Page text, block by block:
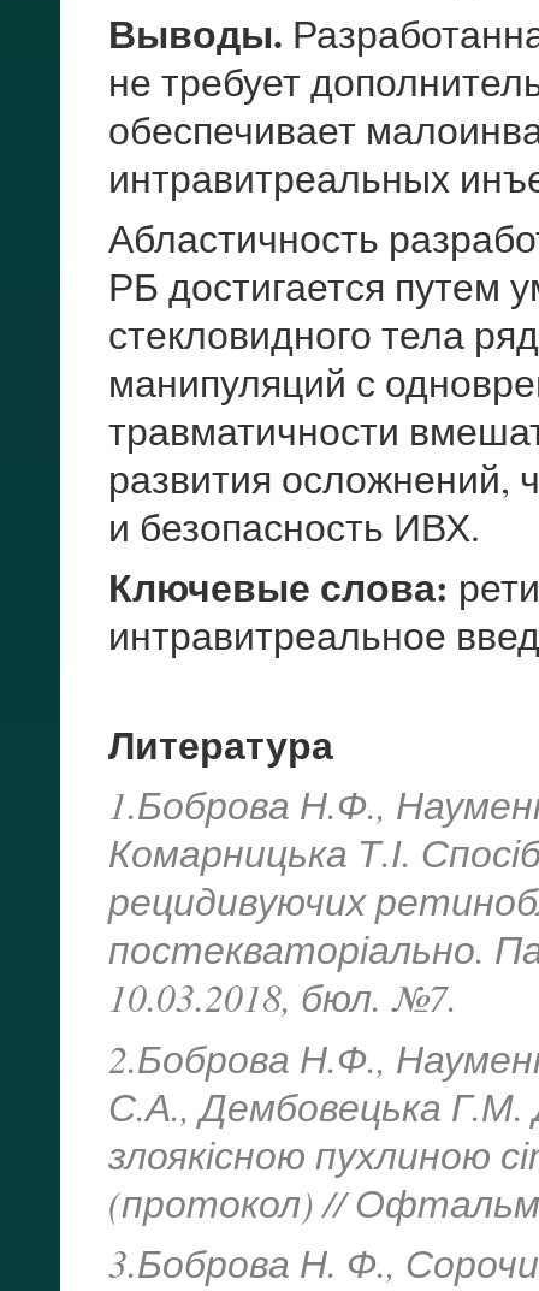
Выводы.
не требует
обеспечивает
интравитреальных
Абластичность
РБ достигается путем
стекловидного тела
манипуляций с
травматичности
развития осложнений,
и безопасность ИВХ.
Ключевые слова:
интравитреальное
Литература
1.Боброва Н.Ф.,
Комарницька Т.І.
рецидивуючих
постекваторіально.
10.03.2018, бюл. №7.
2.Боброва Н.Ф.,
С.А., Дембовецька Г.М.
злоякісною пухлиною
(протокол) //
3.Боброва Н. Ф.,